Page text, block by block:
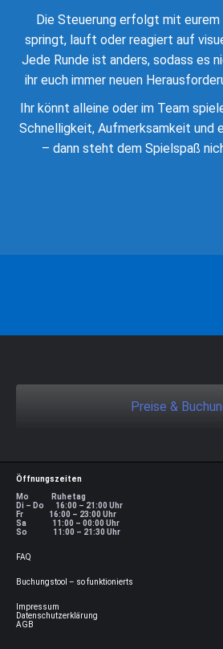
Die Steuerung erfolgt mit
springt, lauft oder reagiert auf
Jede Runde ist anders, sodass es
ihr euch immer neuen
Ihr könnt alleine oder im Team
Schnelligkeit, Aufmerksamkeit und
– dann steht dem Spielspaß
Preise &
Öffnungszeiten
Mo Ruhetag
Di – Do 16:00 – 21:00 Uhr
Fr 16:00 – 23:00 Uhr
Sa 11:00 – 00:00 Uhr
So 11:00 – 21:30 Uhr
FAQ
Buchungstool – so funktionierts
Impressum
Datenschutzerklärung
AGB